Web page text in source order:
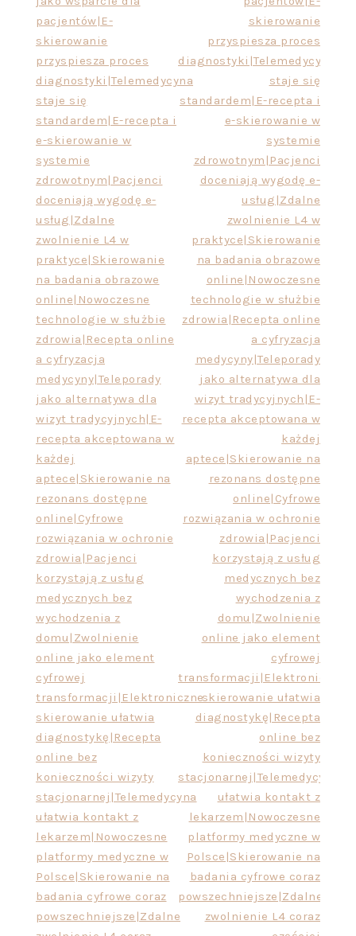
pacjentów|E-
skierowanie
przyspiesza proces
diagnostyki|Telemedycyna
staje się
standardem|E-recepta i
e-skierowanie w
systemie
zdrowotnym|Pacjenci
doceniają wygodę e-
usług|Zdalne
zwolnienie L4 w
praktyce|Skierowanie
na badania obrazowe
online|Nowoczesne
technologie w służbie
zdrowia|Recepta online
a cyfryzacja
medycyny|Teleporady
jako alternatywa dla
wizyt tradycyjnych|E-
recepta akceptowana w
każdej
aptece|Skierowanie na
rezonans dostępne
online|Cyfrowe
rozwiązania w ochronie
zdrowia|Pacjenci
korzystają z usług
medycznych bez
wychodzenia z
domu|Zwolnienie
online jako element
cyfrowej
transformacji|Elektroniczne
skierowanie ułatwia
diagnostykę|Recepta
online bez
konieczności wizyty
stacjonarnej|Telemedycyna
ułatwia kontakt z
lekarzem|Nowoczesne
platformy medyczne w
Polsce|Skierowanie na
badania cyfrowe coraz
powszechniejsze|Zdalne
skierowanie
przyspiesza proces
diagnostyki|Telemedycyna
staje się
standardem|E-recepta i
e-skierowanie w
systemie
zdrowotnym|Pacjenci
doceniają wygodę e-
usług|Zdalne
zwolnienie L4 w
praktyce|Skierowanie
na badania obrazowe
online|Nowoczesne
technologie w służbie
zdrowia|Recepta online
a cyfryzacja
medycyny|Teleporady
jako alternatywa dla
wizyt tradycyjnych|E-
recepta akceptowana w
każdej
aptece|Skierowanie na
rezonans dostępne
online|Cyfrowe
rozwiązania w ochronie
zdrowia|Pacjenci
korzystają z usług
medycznych bez
wychodzenia z
domu|Zwolnienie
online jako element
cyfrowej
transformacji|Elektroniczne
skierowanie ułatwia
diagnostykę|Recepta
online bez
konieczności wizyty
stacjonarnej|Telemedycyna
ułatwia kontakt z
lekarzem|Nowoczesne
platformy medyczne w
Polsce|Skierowanie na
badania cyfrowe coraz
powszechniejsze|Zdalne
zwolnienie L4 coraz